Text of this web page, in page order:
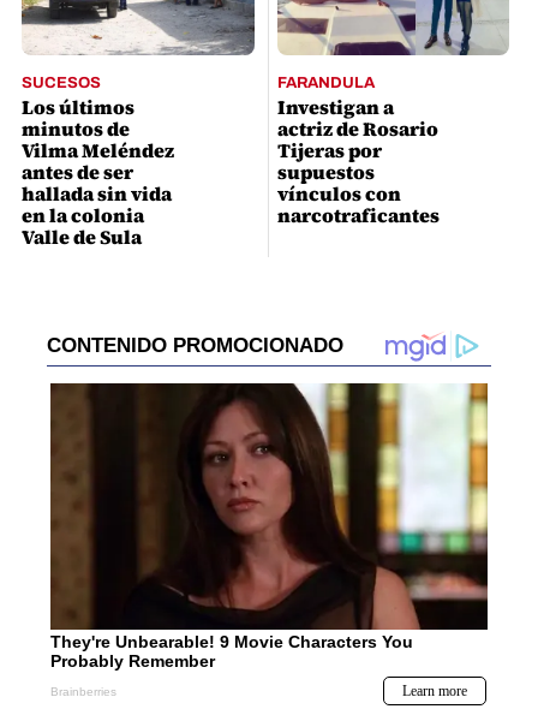
SUCESOS
Los últimos
minutos de
Vilma Meléndez
antes de ser
hallada sin vida
en la colonia
Valle de Sula
FARANDULA
Investigan a
actriz de Rosario
Tijeras por
supuestos
vínculos con
narcotraficantes